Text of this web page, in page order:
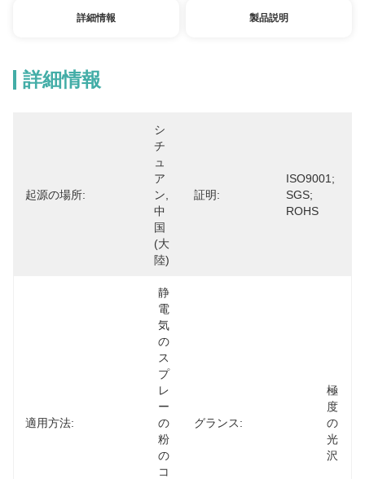
詳細情報 製品説明
詳細情報
起源の場所:
シ
チ
ュ
ア
ン,
中
国
(大
陸)
証明:
ISO9001;
SGS;
ROHS
適用方法:
静
電
気
の
ス
プ
レ
ー
の
粉
の
コ
グランス:
極
度
の
光
沢